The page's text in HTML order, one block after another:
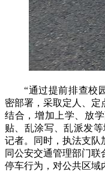
“通过提前排查校
密部署，采取定人、定
结合，增加上学、放
贴、乱涂写、乱派发
记者。同时，执法支队
同公安交通管理部门
停车行为，对公共区域